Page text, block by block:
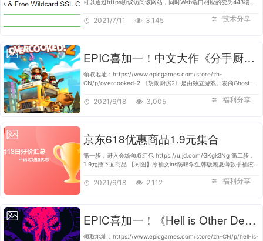
可以通过https协议访问该网站，同时Web端口相应的变为443端
书”后的https协议，还有以下…
技术分享
2021/7/11 3,145
EPIC喜加一！中文大作《分手厨房2》限时免费！
领取地址：https://www.epicgames.com/store/zh-
CN/p/overcooked-2 《胡闹厨房2》是由独立游戏开发商Ghost
会面临各种全新场景和刁钻客人的新挑战。 游…
福利分享
2021/6/18 3,005
京东618优惠商品1.9元集合
第一步，进入会场领取红包 https://u.jd.com/GKgk3Ng 第二步，
1.9元撸下面商品 【衬图】冰袖女ins防晒学生韩版潮夏薄款手袖泫雅
【京喜618特供】【俞…
福利分享
2021/6/18 2,112
EPIC喜加一！《Hell is Other Demons》限时免费！
领取地址：https://www.epicgames.com/store/zh-CN/p/hell-is-